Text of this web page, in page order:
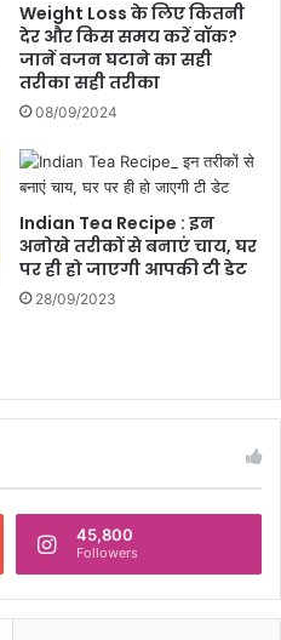
Weight Loss के लिए कितनी
देर और किस समय करें वॉक?
जानें वजन घटाने का सही
तरीका सही तरीका
08/09/2024
Indian Tea Recipe : इन
अनोखे तरीकों से बनाएं चाय, घर
पर ही हो जाएगी आपकी टी डेट
28/09/2023
45,800
Followers